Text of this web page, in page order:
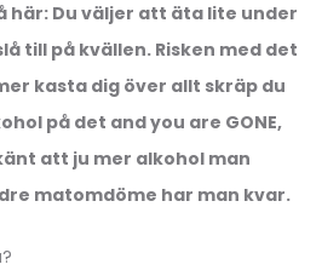
här: Du väljer att äta lite under
till på kvällen. Risken med det
kasta dig över allt skräp du
på det and you are GONE,
att ju mer alkohol man
matomdöme har man kvar.